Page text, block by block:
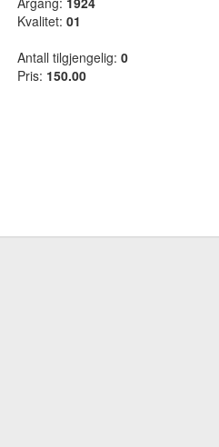
Kvalitet: 01
Antall tilgjengelig: 0
Pris: 150.00